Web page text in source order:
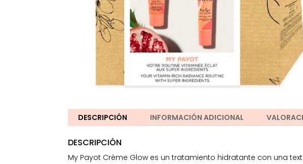
DESCRIPCIÓN INFORMACIÓN ADICIONAL
DESCRIPCIÓN
My Payot Crème Glow es un tratamiento hidratante con una